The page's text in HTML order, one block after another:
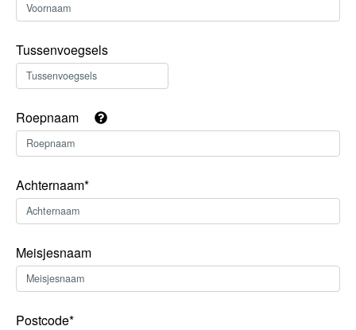
Tussenvoegsels
Roepnaam
Achternaam*
Meisjesnaam
Postcode*